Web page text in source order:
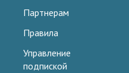
Партнерам
Правила
Управление
подпиской